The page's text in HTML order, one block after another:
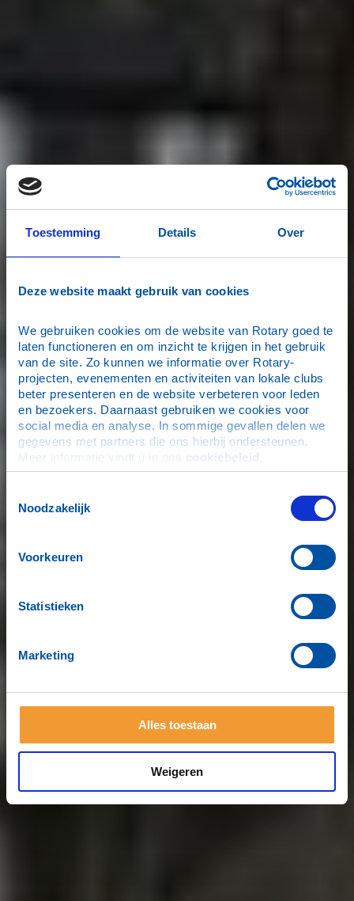
Toestemming Details Over
Deze website maakt gebruik van cookies
We gebruiken cookies om de website van Rotary goed te
laten functioneren en om inzicht te krijgen in het gebruik
van de site. Zo kunnen we informatie over Rotary-
projecten, evenementen en activiteiten van lokale clubs
beter presenteren en de website verbeteren voor leden
en bezoekers. Daarnaast gebruiken we cookies voor
social media en analyse. In sommige gevallen delen we
gegevens met partners die ons hierbij ondersteunen.
Meer informatie vindt u in ons cookiebeleid
Noodzakelijk
Voorkeuren
Statistieken
Marketing
Alles toestaan
Weigeren